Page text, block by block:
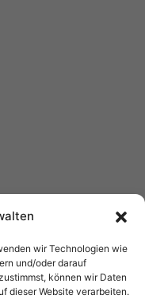
wir Technologien wie
und/oder darauf
können wir Daten
dieser Website verarbeiten.